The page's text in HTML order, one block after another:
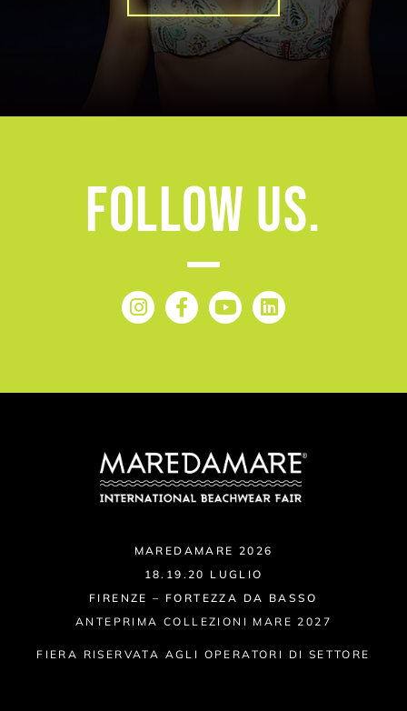
Follow Us.
MAREDAMARE 2026
18.19.20 LUGLIO
FIRENZE – FORTEZZA DA BASSO
ANTEPRIMA COLLEZIONI MARE 2027
FIERA RISERVATA AGLI OPERATORI DI SETTORE